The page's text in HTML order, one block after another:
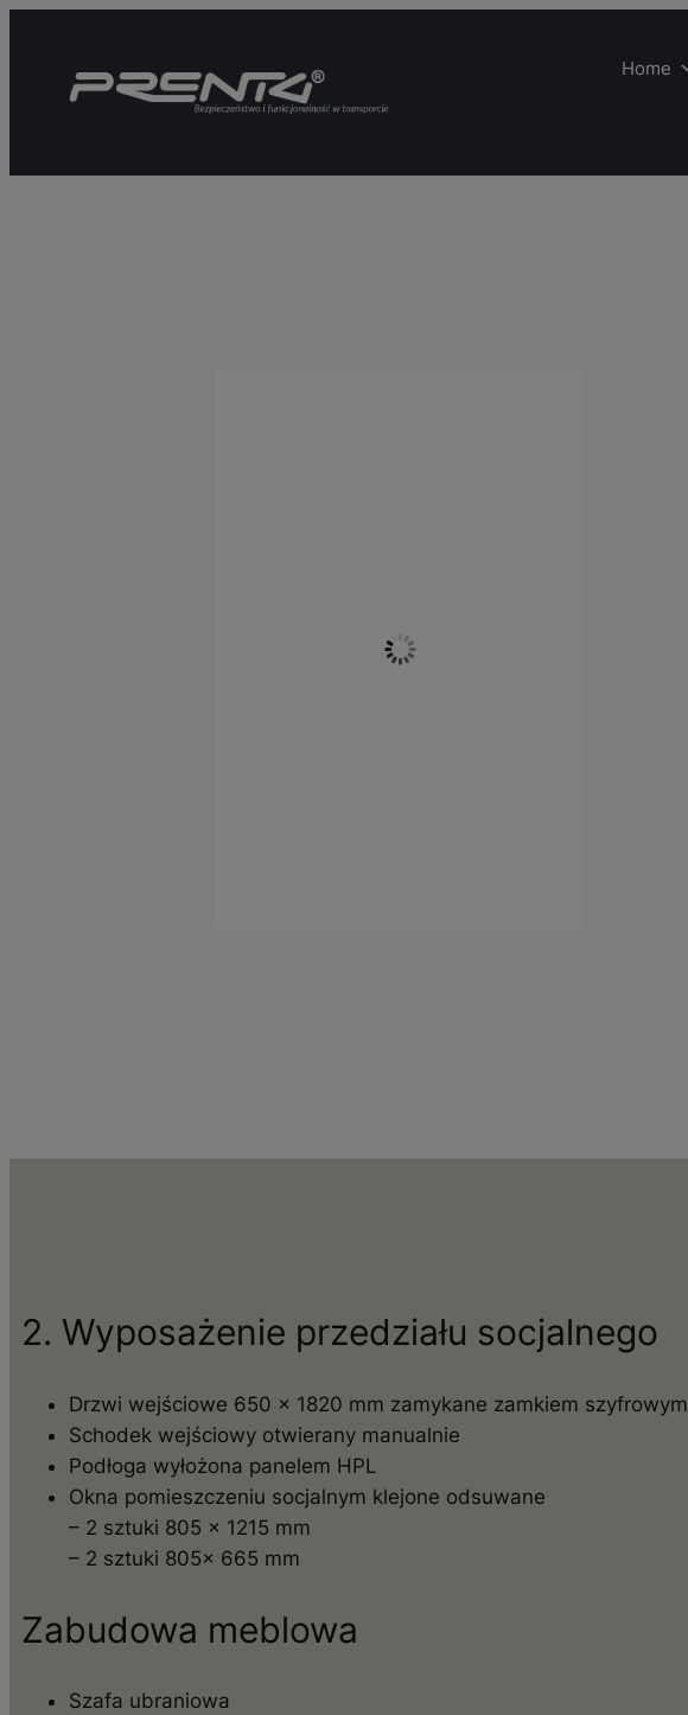
Home
2. Wyposażenie przedziału socjalnego
Drzwi wejściowe 650 x 1820 mm zamykane zamkiem szyfrowym
Schodek wejściowy otwierany manualnie
Podłoga wyłożona panelem HPL
Okna pomieszczeniu socjalnym klejone odsuwane
– 2 sztuki 805 x 1215 mm
– 2 sztuki 805x 665 mm
Zabudowa meblowa
Szafa ubraniowa